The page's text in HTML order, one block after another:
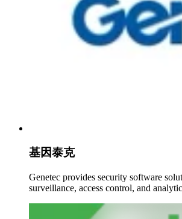
基因泰克
Genetec provides security software
surveillance, access control, and